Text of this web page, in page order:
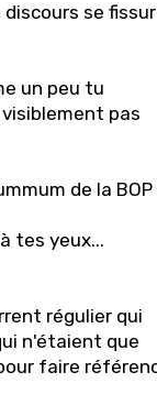
se
un peu tu
pas
de la BOP
tes yeux...
régulier qui
n'étaient que
faire